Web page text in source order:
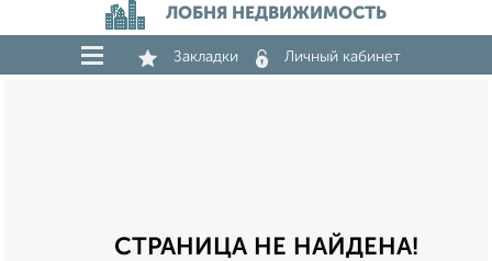
ЛОБНЯ НЕДВИЖИМОСТЬ
Закладки Личный кабинет
СТРАНИЦА НЕ НАЙДЕНА!